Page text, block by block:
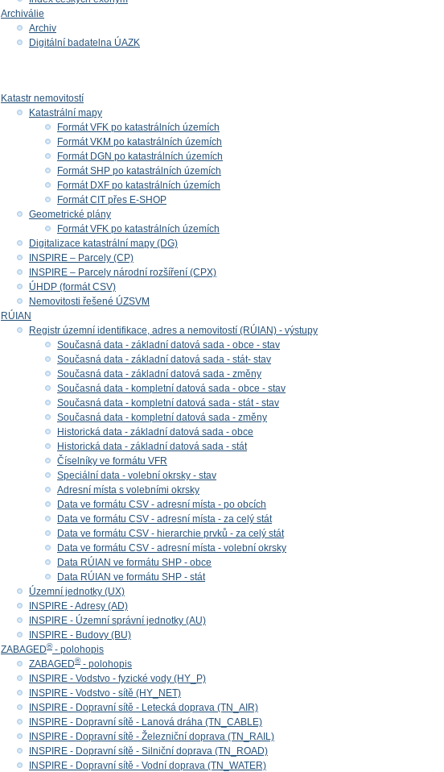
Archiválie
Archiv
Digitální badatelna ÚAZK
Katastr nemovitostí
Katastrální mapy
Formát VFK po katastrálních územích
Formát VKM po katastrálních územích
Formát DGN po katastrálních územích
Formát SHP po katastrálních územích
Formát DXF po katastrálních územích
Formát CIT přes E-SHOP
Geometrické plány
Formát VFK po katastrálních územích
Digitalizace katastrální mapy (DG)
INSPIRE – Parcely (CP)
INSPIRE – Parcely národní rozšíření (CPX)
ÚHDP (formát CSV)
Nemovitosti řešené ÚZSVM
RÚIAN
Registr územní identifikace, adres a nemovitostí (RÚIAN) - výstupy
Současná data - základní datová sada - obce - stav
Současná data - základní datová sada - stát- stav
Současná data - základní datová sada - změny
Současná data - kompletní datová sada - obce - stav
Současná data - kompletní datová sada - stát - stav
Současná data - kompletní datová sada - změny
Historická data - základní datová sada - obce
Historická data - základní datová sada - stát
Číselníky ve formátu VFR
Speciální data - volební okrsky - stav
Adresní místa s volebními okrsky
Data ve formátu CSV - adresní místa - po obcích
Data ve formátu CSV - adresní místa - za celý stát
Data ve formátu CSV - hierarchie prvků - za celý stát
Data ve formátu CSV - adresní místa - volební okrsky
Data RÚIAN ve formátu SHP - obce
Data RÚIAN ve formátu SHP - stát
Územní jednotky (UX)
INSPIRE - Adresy (AD)
INSPIRE - Územní správní jednotky (AU)
INSPIRE - Budovy (BU)
ZABAGED®- polohopis
ZABAGED®- polohopis
INSPIRE - Vodstvo - fyzické vody (HY_P)
INSPIRE - Vodstvo - sítě (HY_NET)
INSPIRE - Dopravní sítě - Letecká doprava (TN_AIR)
INSPIRE - Dopravní sítě - Lanová dráha (TN_CABLE)
INSPIRE - Dopravní sítě - Železniční doprava (TN_RAIL)
INSPIRE - Dopravní sítě - Silniční doprava (TN_ROAD)
INSPIRE - Dopravní sítě - Vodní doprava (TN_WATER)